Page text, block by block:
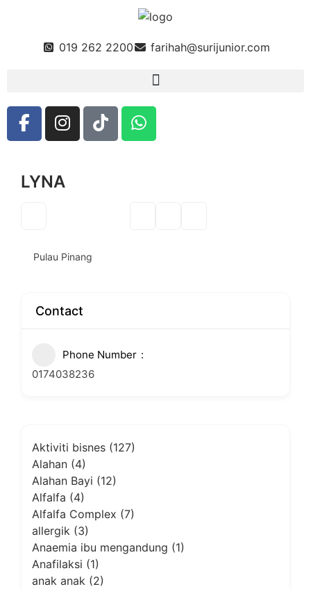
019 262 2200 farihah@surijunior.com
LYNA
Pulau Pinang
Contact
Phone Number
0174038236
Aktiviti bisnes (127)
Alahan (4)
Alahan Bayi (12)
Alfalfa (4)
Alfalfa Complex (7)
allergik (3)
Anaemia ibu mengandung (1)
Anafilaksi (1)
anak anak (2)